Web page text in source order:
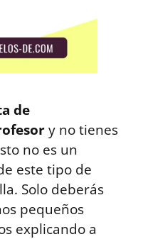
de
y no tienes
no es un
este tipo de
Solo deberás
pequeños
explicando a